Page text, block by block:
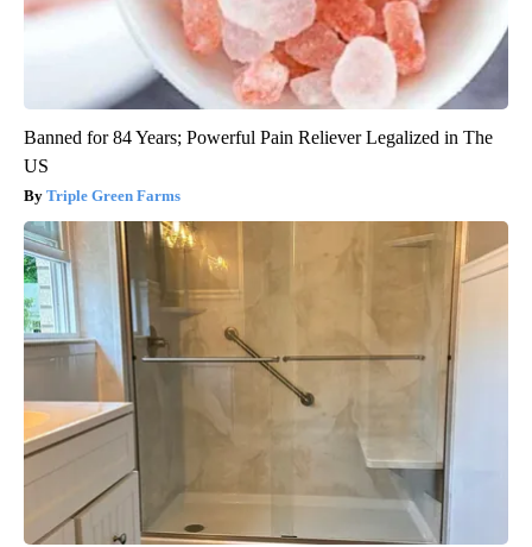
Banned for 84 Years; Powerful Pain Reliever Legalized in The
US
Triple Green Farms